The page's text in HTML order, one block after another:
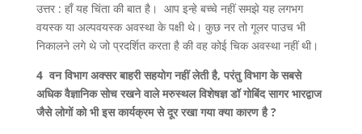
उत्तर : हाँ यह चिंता की बात है। आप इन्हे बच्चे नहीं समझे यह लगभग
वयस्क या अल्पवयस्क अवस्था के पक्षी थे। कुछ नर तो गूलर पाउच भी
निकालने लगे थे जो प्रदर्शित करता है की वह कोई चिक अवस्था नहीं थी।
4 वन विभाग अक्सर बाहरी सहयोग नहीं लेती है, परंतु विभाग के सबसे
अधिक वैज्ञानिक सोच रखने वाले मरुस्थल विशेषज्ञ डॉ गोबिंद सागर भारद्वाज
जैसे लोगों को भी इस कार्यक्रम से दूर रखा गया क्या कारण है ?